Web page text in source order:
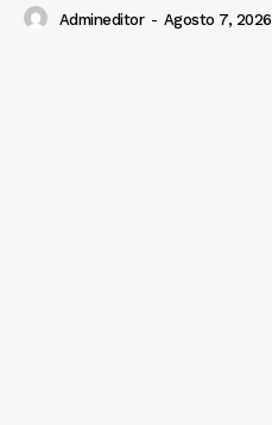
Admineditor - Agosto 7, 2026